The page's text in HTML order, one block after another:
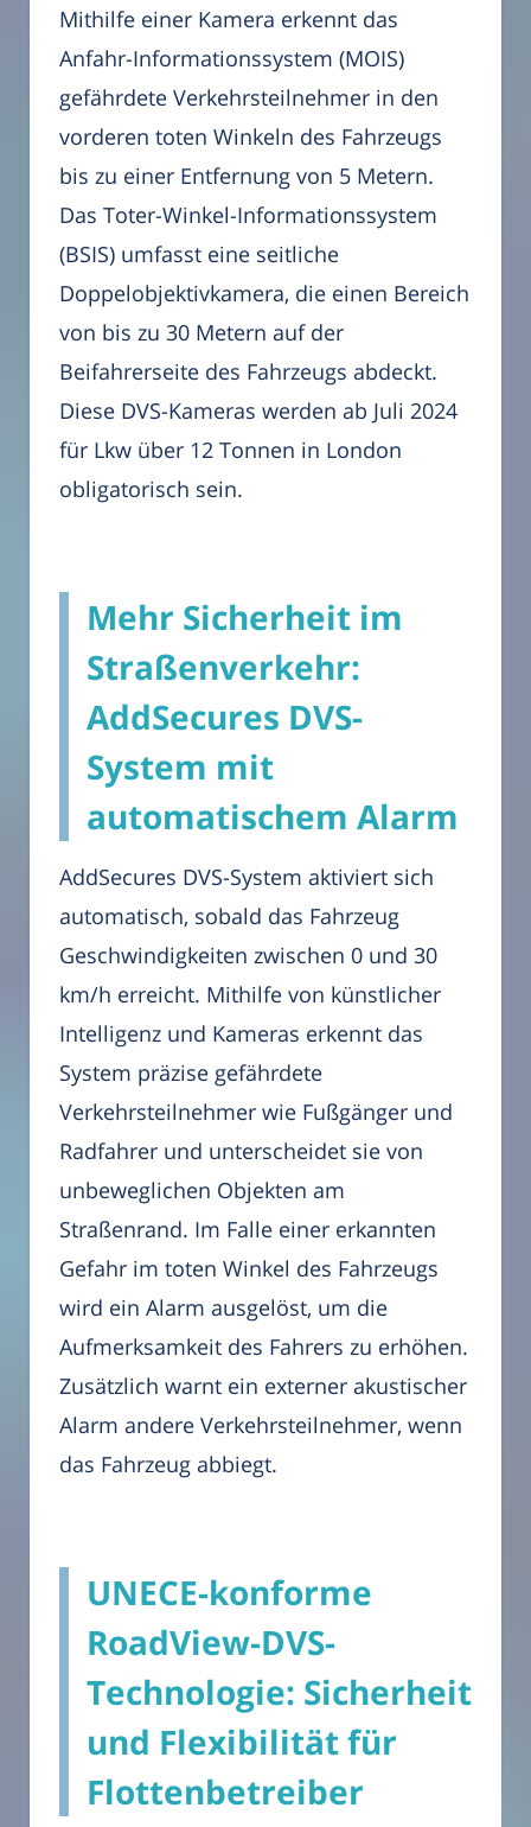
Mithilfe einer Kamera erkennt das
Anfahr-Informationssystem (MOIS)
gefährdete Verkehrsteilnehmer in den
vorderen toten Winkeln des Fahrzeugs
bis zu einer Entfernung von 5 Metern.
Das Toter-Winkel-Informationssystem
(BSIS) umfasst eine seitliche
Doppelobjektivkamera, die einen Bereich
von bis zu 30 Metern auf der
Beifahrerseite des Fahrzeugs abdeckt.
Diese DVS-Kameras werden ab Juli 2024
für Lkw über 12 Tonnen in London
obligatorisch sein.
Mehr Sicherheit im
Straßenverkehr:
AddSecures DVS-
System mit
automatischem Alarm
AddSecures DVS-System aktiviert sich
automatisch, sobald das Fahrzeug
Geschwindigkeiten zwischen 0 und 30
km/h erreicht. Mithilfe von künstlicher
Intelligenz und Kameras erkennt das
System präzise gefährdete
Verkehrsteilnehmer wie Fußgänger und
Radfahrer und unterscheidet sie von
unbeweglichen Objekten am
Straßenrand. Im Falle einer erkannten
Gefahr im toten Winkel des Fahrzeugs
wird ein Alarm ausgelöst, um die
Aufmerksamkeit des Fahrers zu erhöhen.
Zusätzlich warnt ein externer akustischer
Alarm andere Verkehrsteilnehmer, wenn
das Fahrzeug abbiegt.
UNECE-konforme
RoadView-DVS-
Technologie: Sicherheit
und Flexibilität für
Flottenbetreiber